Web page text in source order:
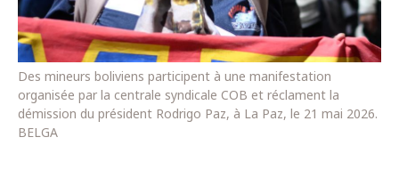
Des mineurs boliviens participent à une manifestation
organisée par la centrale syndicale COB et réclament la
démission du président Rodrigo Paz, à La Paz, le 21 mai 2026.
BELGA